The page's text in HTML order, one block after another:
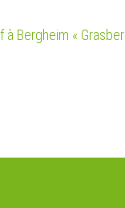
Bergheim «